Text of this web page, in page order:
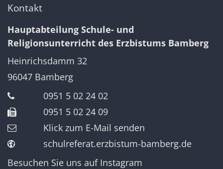
Kontakt
Hauptabteilung Schule- und
Religionsunterricht des Erzbistums Bamberg
Heinrichsdamm 32
96047 Bamberg
0951 5 02 24 02
0951 5 02 24 09
Klick zum E-Mail senden
schulreferat.erzbistum-bamberg.de
Besuchen Sie uns auf Instagram